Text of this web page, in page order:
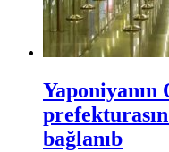
Yaponiyanın
bağlanıb